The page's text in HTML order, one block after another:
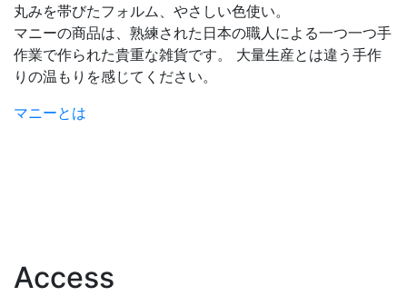
丸みを帯びたフォルム、やさしい色使い。
マニーの商品は、熟練された日本の職人による一つ一つ手
作業で作られた貴重な雑貨です。 大量生産とは違う手作
りの温もりを感じてください。
マニーとは
Access